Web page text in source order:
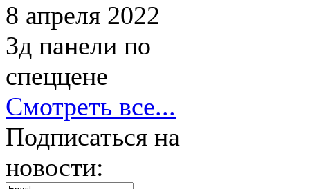
8 апреля 2022
3д панели по
спеццене
Смотреть все...
Подписаться на
новости: